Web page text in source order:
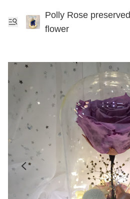
Polly Rose preserved
flower